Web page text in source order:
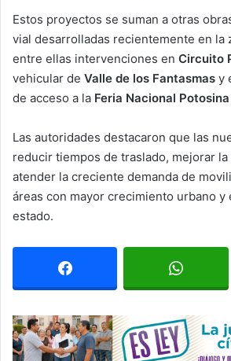
Estos proyectos se suman a otras
vial desarrolladas recientemente en la
entre ellas intervenciones en Circuito
vehicular de Valle de los Fantasmas y
de acceso a la Feria Nacional
Las autoridades destacaron que las
reducir tiempos de traslado, mejorar
atender la creciente demanda de
áreas con mayor crecimiento urbano y
estado.